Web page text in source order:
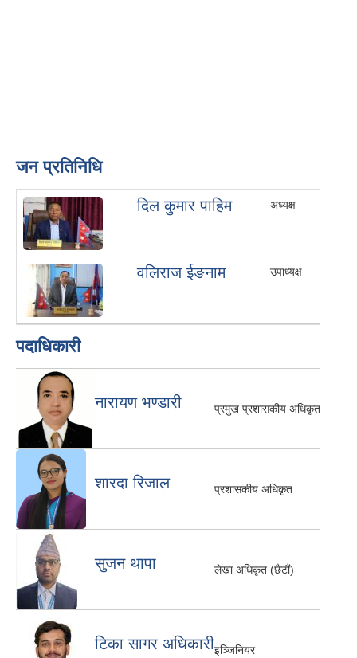
जन प्रतिनिधि
दिल कुमार पाहिम अध्यक्ष
वलिराज ईङनाम उपाध्यक्ष
पदाधिकारी
नारायण भण्डारी प्रमुख प्रशासकीय अधिकृत
शारदा रिजाल प्रशासकीय अधिकृत
सुजन थापा लेखा अधिकृत (छैटौं)
टिका सागर अधिकारीइञ्जिनियर